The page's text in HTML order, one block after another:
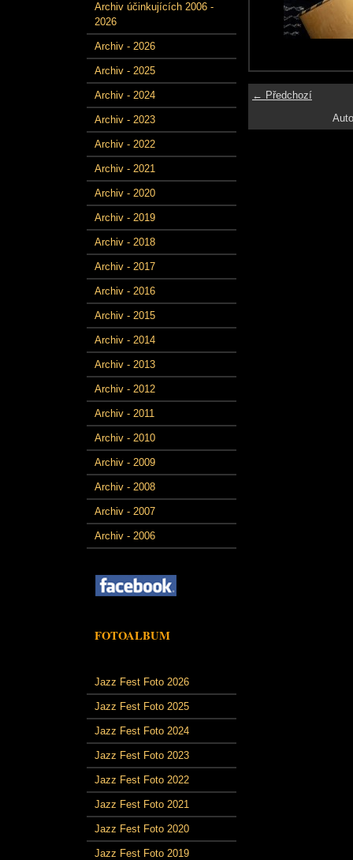
Archiv účinkujících 2006 -
2026
Archiv - 2026
Archiv - 2025
Archiv - 2024
Archiv - 2023
Archiv - 2022
Archiv - 2021
Archiv - 2020
Archiv - 2019
Archiv - 2018
Archiv - 2017
Archiv - 2016
Archiv - 2015
Archiv - 2014
Archiv - 2013
Archiv - 2012
Archiv - 2011
Archiv - 2010
Archiv - 2009
Archiv - 2008
Archiv - 2007
Archiv - 2006
FOTOALBUM
Jazz Fest Foto 2026
Jazz Fest Foto 2025
Jazz Fest Foto 2024
Jazz Fest Foto 2023
Jazz Fest Foto 2022
Jazz Fest Foto 2021
Jazz Fest Foto 2020
Jazz Fest Foto 2019
← Předchozí